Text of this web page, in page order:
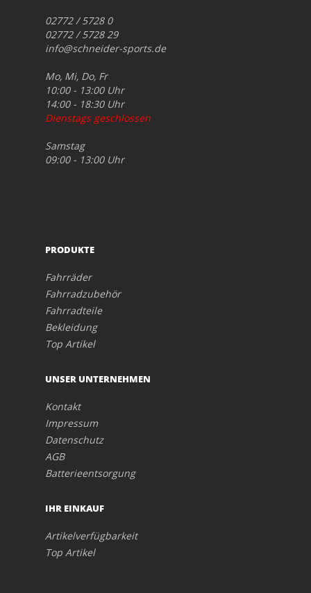
02772 / 5728 0
02772 / 5728 29
info@schneider-sports.de
Mo, Mi, Do, Fr
10:00 - 13:00 Uhr
14:00 - 18:30 Uhr
Dienstags geschlossen
Samstag
09:00 - 13:00 Uhr
PRODUKTE
Fahrräder
Fahrradzubehör
Fahrradteile
Bekleidung
Top Artikel
UNSER UNTERNEHMEN
Kontakt
Impressum
Datenschutz
AGB
Batterieentsorgung
IHR EINKAUF
Artikelverfügbarkeit
Top Artikel